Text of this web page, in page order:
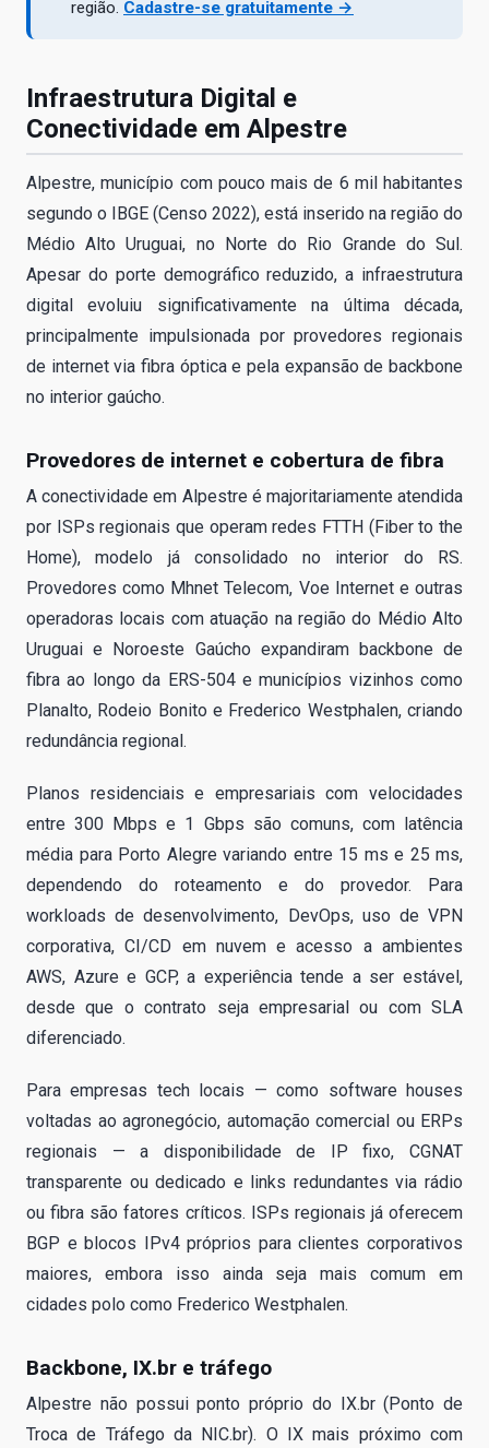
região. Cadastre-se gratuitamente →
Infraestrutura Digital e
Conectividade em Alpestre
Alpestre, município com pouco mais de 6 mil habitantes
segundo o IBGE (Censo 2022), está inserido na região do
Médio Alto Uruguai, no Norte do Rio Grande do Sul.
Apesar do porte demográfico reduzido, a infraestrutura
digital evoluiu significativamente na última década,
principalmente impulsionada por provedores regionais
de internet via fibra óptica e pela expansão de backbone
no interior gaúcho.
Provedores de internet e cobertura de fibra
A conectividade em Alpestre é majoritariamente atendida
por ISPs regionais que operam redes FTTH (Fiber to the
Home), modelo já consolidado no interior do RS.
Provedores como Mhnet Telecom, Voe Internet e outras
operadoras locais com atuação na região do Médio Alto
Uruguai e Noroeste Gaúcho expandiram backbone de
fibra ao longo da ERS-504 e municípios vizinhos como
Planalto, Rodeio Bonito e Frederico Westphalen, criando
redundância regional.
Planos residenciais e empresariais com velocidades
entre 300 Mbps e 1 Gbps são comuns, com latência
média para Porto Alegre variando entre 15 ms e 25 ms,
dependendo do roteamento e do provedor. Para
workloads de desenvolvimento, DevOps, uso de VPN
corporativa, CI/CD em nuvem e acesso a ambientes
AWS, Azure e GCP, a experiência tende a ser estável,
desde que o contrato seja empresarial ou com SLA
diferenciado.
Para empresas tech locais — como software houses
voltadas ao agronegócio, automação comercial ou ERPs
regionais — a disponibilidade de IP fixo, CGNAT
transparente ou dedicado e links redundantes via rádio
ou fibra são fatores críticos. ISPs regionais já oferecem
BGP e blocos IPv4 próprios para clientes corporativos
maiores, embora isso ainda seja mais comum em
cidades polo como Frederico Westphalen.
Backbone, IX.br e tráfego
Alpestre não possui ponto próprio do IX.br (Ponto de
Troca de Tráfego da NIC.br). O IX mais próximo com